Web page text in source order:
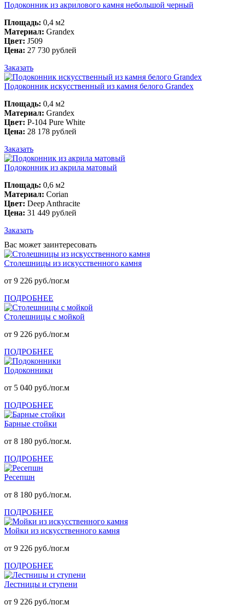
Подоконник из акрилового камня небольшой черный
Площадь: 0,4 м2
Материал: Grandex
Цвет: J509
Цена: 27 730 рублей
Заказать
Подоконник искусственный из камня белого Grandex
Площадь: 0,4 м2
Материал: Grandex
Цвет: P-104 Pure White
Цена: 28 178 рублей
Заказать
Подоконник из акрила матовый
Площадь: 0,6 м2
Материал: Corian
Цвет: Deep Anthracite
Цена: 31 449 рублей
Заказать
Вас может заинтересовать
Столешницы из искусственного камня
от 9 226 руб./пог.м
ПОДРОБНЕЕ
Столешницы с мойкой
от 9 226 руб./пог.м
ПОДРОБНЕЕ
Подоконники
от 5 040 руб./пог.м
ПОДРОБНЕЕ
Барные стойки
от 8 180 руб./пог.м.
ПОДРОБНЕЕ
Ресепшн
от 8 180 руб./пог.м.
ПОДРОБНЕЕ
Мойки из искусственного камня
от 9 226 руб./пог.м
ПОДРОБНЕЕ
Лестницы и ступени
от 9 226 руб./пог.м